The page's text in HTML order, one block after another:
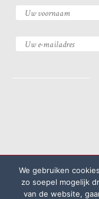
Algemene
We gebruiken
zo soepel mogelijk
van de website,